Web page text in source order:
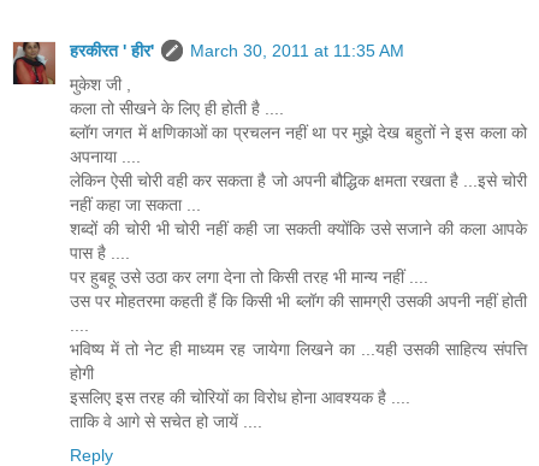
हरकीरत ' हीर'
March 30, 2011 at 11:35 AM
मुकेश जी ,
कला तो सीखने के लिए ही होती है ....
ब्लॉग जगत में क्षणिकाओं का प्रचलन नहीं था पर मुझे देख बहुतों ने इस कला को
अपनाया ....
लेकिन ऐसी चोरी वही कर सकता है जो अपनी बौद्धिक क्षमता रखता है ...इसे चोरी
नहीं कहा जा सकता ...
शब्दों की चोरी भी चोरी नहीं कही जा सकती क्योंकि उसे सजाने की कला आपके
पास है ....
पर हुबहू उसे उठा कर लगा देना तो किसी तरह भी मान्य नहीं ....
उस पर मोहतरमा कहती हैं कि किसी भी ब्लॉग की सामग्री उसकी अपनी नहीं होती
भविष्य में तो नेट ही माध्यम रह जायेगा लिखने का ...यही उसकी साहित्य संपत्ति
होगी
इसलिए इस तरह की चोरियों का विरोध होना आवश्यक है ....
ताकि वे आगे से सचेत हो जायें ....
Reply